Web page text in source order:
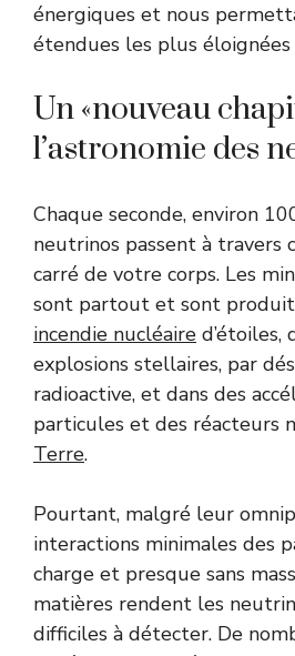
énergiques et nous
étendues les plus éloignées
Un «nouveau
l’astronomie des
Chaque seconde, environ
neutrinos passent à travers
carré de votre corps. Les
sont partout et sont
incendie nucléaire d’étoiles,
explosions stellaires, par
radioactive, et dans des
particules et des réacteurs
Terre.
Pourtant, malgré leur
interactions minimales des
charge et presque sans
matières rendent les
difficiles à détecter. De